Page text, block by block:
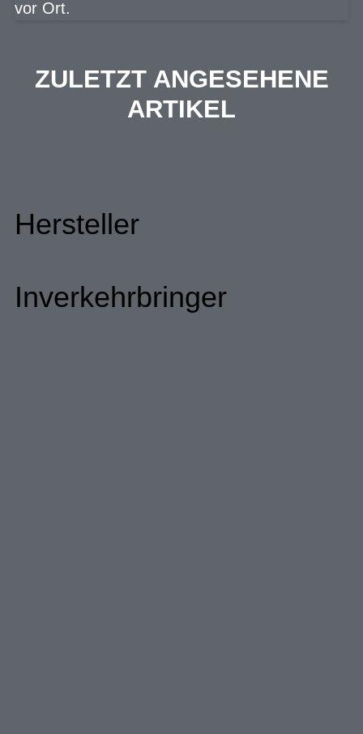
vor Ort.
ZULETZT ANGESEHENE
ARTIKEL
Hersteller
Inverkehrbringer